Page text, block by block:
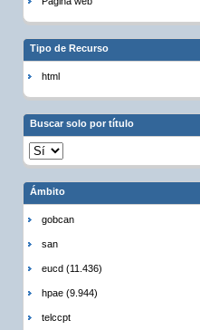
Tipo de Recurso
html
Buscar solo por título
Ámbito
gobcan
san
eucd (11.436)
hpae (9.944)
telccpt